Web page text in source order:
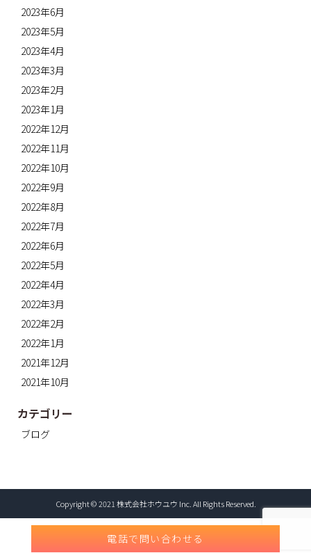
2023年6月
2023年5月
2023年4月
2023年3月
2023年2月
2023年1月
2022年12月
2022年11月
2022年10月
2022年9月
2022年8月
2022年7月
2022年6月
2022年5月
2022年4月
2022年3月
2022年2月
2022年1月
2021年12月
2021年10月
カテゴリー
ブログ
電話で問い合わせる
Copyright © 2021 株式会社ホウユウ Inc. All Rights Reserved.